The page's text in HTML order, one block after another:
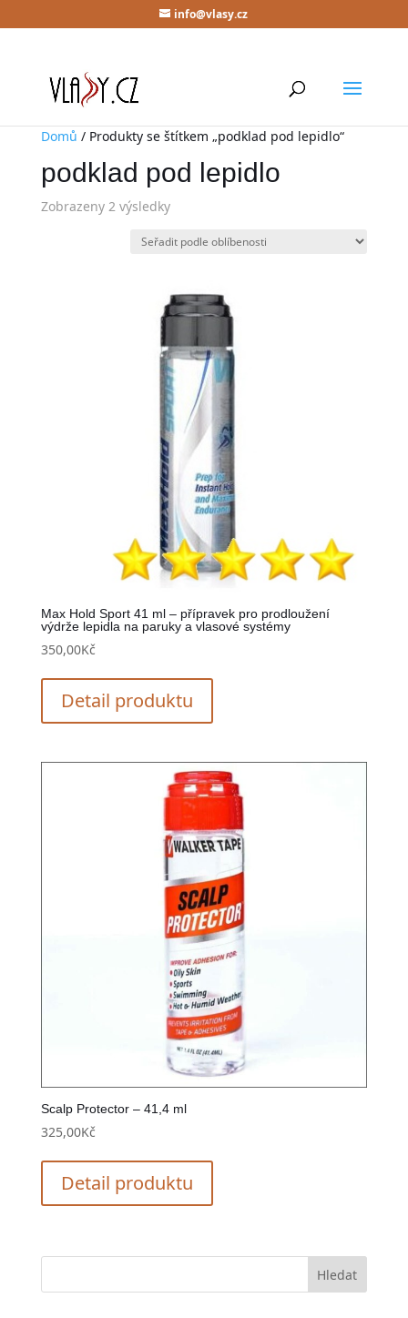
info@vlasy.cz
Domů / Produkty se štítkem „podklad pod lepidlo“
podklad pod lepidlo
Zobrazeny 2 výsledky
Max Hold Sport 41 ml – přípravek pro prodloužení
výdrže lepidla na paruky a vlasové systémy
350,00Kč
Detail produktu
Scalp Protector – 41,4 ml
325,00Kč
Detail produktu